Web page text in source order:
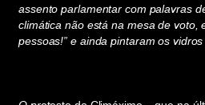
assento parlamentar com palavras
climática não está na mesa de voto,
pessoas!” e ainda pintaram os